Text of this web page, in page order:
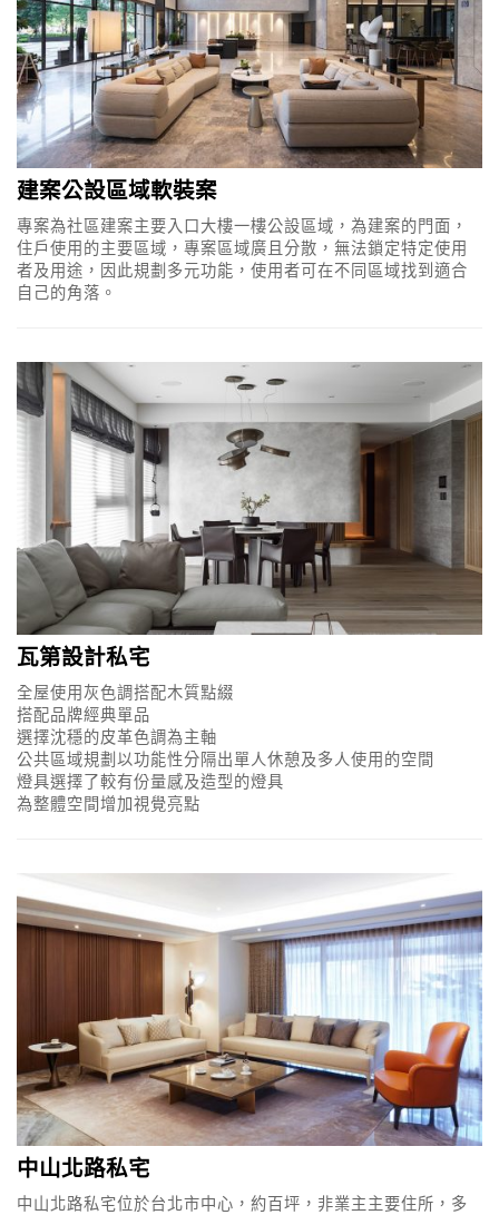
建案公設區域軟裝案
專案為社區建案主要入口大樓一樓公設區域，為建案的門面，
住戶使用的主要區域，專案區域廣且分散，無法鎖定特定使用
者及用途，因此規劃多元功能，使用者可在不同區域找到適合
自己的角落。
瓦第設計私宅
全屋使用灰色調搭配木質點綴
搭配品牌經典單品
選擇沈穩的皮革色調為主軸
公共區域規劃以功能性分隔出單人休憩及多人使用的空間
燈具選擇了較有份量感及造型的燈具
為整體空間增加視覺亮點
中山北路私宅
中山北路私宅位於台北市中心，約百坪，非業主主要住所，多